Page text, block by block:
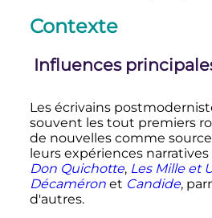
Contexte
Influences
Les écrivains
souvent les tout premiers
de nouvelles comme
leurs expériences
Don Quichotte, Les Mille et
Décaméronet Candide,
d'autres.